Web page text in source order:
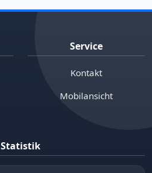
Service
Kontakt
Mobilansicht
Statistik